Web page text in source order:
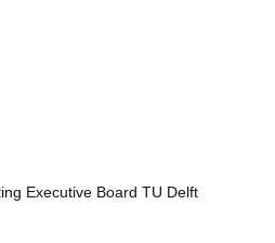
Executive Board TU Delft